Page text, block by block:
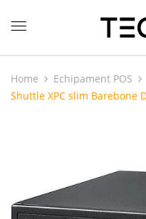
Home Echipament POS
Shuttle XPC slim Barebone